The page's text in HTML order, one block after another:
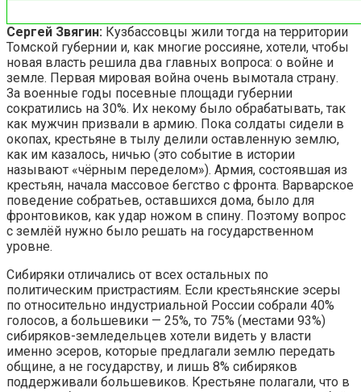
Сергей Звягин: Кузбассовцы жили тогда на территории
Томской губернии и, как многие россияне, хотели, чтобы
новая власть решила два главных вопроса: о войне и
земле. Первая мировая война очень вымотала страну.
За военные годы посевные площади губернии
сократились на 30%. Их некому было обрабатывать, так
как мужчин призвали в армию. Пока солдаты сидели в
окопах, крестьяне в тылу делили оставленную землю,
как им казалось, ничью (это событие в истории
называют «чёрным переделом»). Армия, состоявшая из
крестьян, начала массовое бегство с фронта. Варварское
поведение собратьев, оставшихся дома, было для
фронтовиков, как удар ножом в спину. Поэтому вопрос
с землёй нужно было решать на государственном
уровне.
Сибиряки отличались от всех остальных по
политическим пристрастиям. Если крестьянские эсеры
по относительно индустриальной России собрали 40%
голосов, а большевики — 25%, то 75% (местами 93%)
сибиряков-земледельцев хотели видеть у власти
именно эсеров, которые предлагали землю передать
общине, а не государству, и лишь 8% сибиряков
поддерживали большевиков. Крестьяне полагали, что в